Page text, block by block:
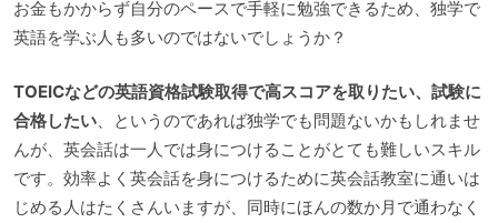
お金もかからず自分のペースで手軽に勉強できるため、独学で
英語を学ぶ人も多いのではないでしょうか？
TOEICなどの英語資格試験取得で高スコアを取りたい、試験に
合格したい、というのであれば独学でも問題ないかもしれませ
んが、英会話は一人では身につけることがとても難しいスキル
です。効率よく英会話を身につけるために英会話教室に通いは
じめる人はたくさんいますが、同時にほんの数か月で通わなく